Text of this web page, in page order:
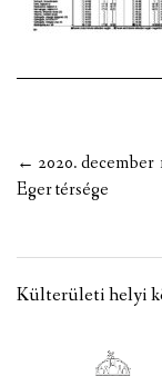
NEMZETISÉGI
HIRDETMÉNYEK
Post
navigation
← 2020. december
Eger térsége
Külterületi helyi